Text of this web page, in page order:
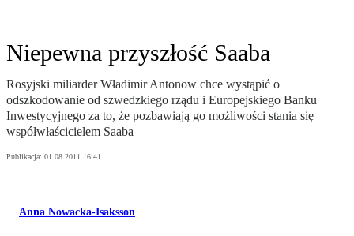
Niepewna przyszłość Saaba
Rosyjski miliarder Władimir Antonow chce wystąpić o
odszkodowanie od szwedzkiego rządu i Europejskiego Banku
Inwestycyjnego za to, że pozbawiają go możliwości stania się
współwłaścicielem Saaba
Publikacja: 01.08.2011 16:41
Anna Nowacka-Isaksson